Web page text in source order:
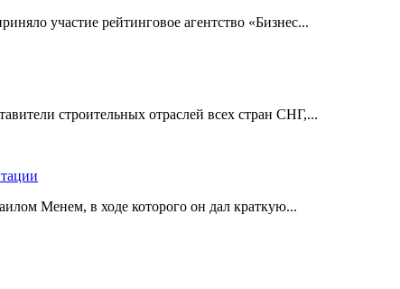
участие рейтинговое агентство «Бизнес...
строительных отраслей всех стран СНГ,...
Менем, в ходе которого он дал краткую...